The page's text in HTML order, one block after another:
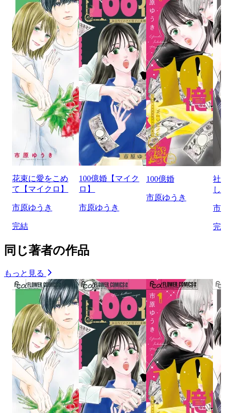
花束に愛をこめ
て【マイクロ】
市原ゆうき
完結
100億婚【マイク
ロ】
市原ゆうき
100億婚
市原ゆうき
社
し
市
完
同じ著者の作品
もっと見る